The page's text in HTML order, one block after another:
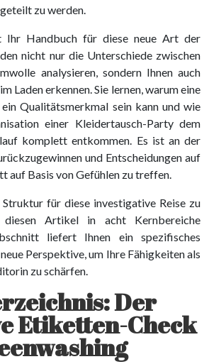
zu werden.
Ihr Handbuch für diese neue Art der
nicht nur die Unterschiede zwischen
analysieren, sondern Ihnen auch
Laden erkennen. Sie lernen, warum eine
Qualitätsmerkmal sein kann und wie
einer Kleidertausch-Party dem
komplett entkommen. Es ist an der
und Entscheidungen auf
auf Basis von Gefühlen zu treffen.
für diese investigative Reise zu
Artikel in acht Kernbereiche
liefert Ihnen ein spezifisches
Perspektive, um Ihre Fähigkeiten als
zu schärfen.
Der
Etiketten-Check